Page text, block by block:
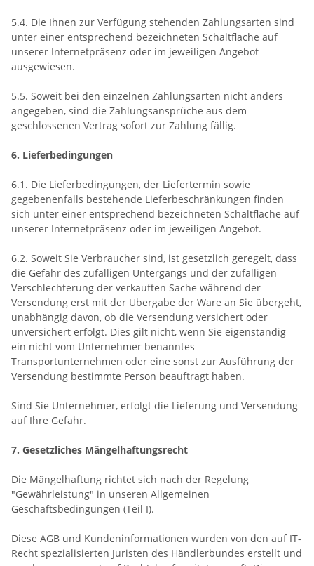
5.4. Die Ihnen zur Verfügung stehenden Zahlungsarten sind
unter einer entsprechend bezeichneten Schaltfläche auf
unserer Internetpräsenz oder im jeweiligen Angebot
ausgewiesen.
5.5. Soweit bei den einzelnen Zahlungsarten nicht anders
angegeben, sind die Zahlungsansprüche aus dem
geschlossenen Vertrag sofort zur Zahlung fällig.
6. Lieferbedingungen
6.1. Die Lieferbedingungen, der Liefertermin sowie
gegebenenfalls bestehende Lieferbeschränkungen finden
sich unter einer entsprechend bezeichneten Schaltfläche auf
unserer Internetpräsenz oder im jeweiligen Angebot.
6.2. Soweit Sie Verbraucher sind, ist gesetzlich geregelt, dass
die Gefahr des zufälligen Untergangs und der zufälligen
Verschlechterung der verkauften Sache während der
Versendung erst mit der Übergabe der Ware an Sie übergeht,
unabhängig davon, ob die Versendung versichert oder
unversichert erfolgt. Dies gilt nicht, wenn Sie eigenständig
ein nicht vom Unternehmer benanntes
Transportunternehmen oder eine sonst zur Ausführung der
Versendung bestimmte Person beauftragt haben.
Sind Sie Unternehmer, erfolgt die Lieferung und Versendung
auf Ihre Gefahr.
7. Gesetzliches Mängelhaftungsrecht
Die Mängelhaftung richtet sich nach der Regelung
"Gewährleistung" in unseren Allgemeinen
Geschäftsbedingungen (Teil I).
Diese AGB und Kundeninformationen wurden von den auf IT-
Recht spezialisierten Juristen des Händlerbundes erstellt und